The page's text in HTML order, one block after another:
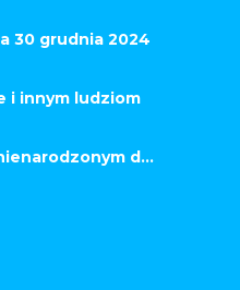
30 grudnia 2024
i innym ludziom
d...